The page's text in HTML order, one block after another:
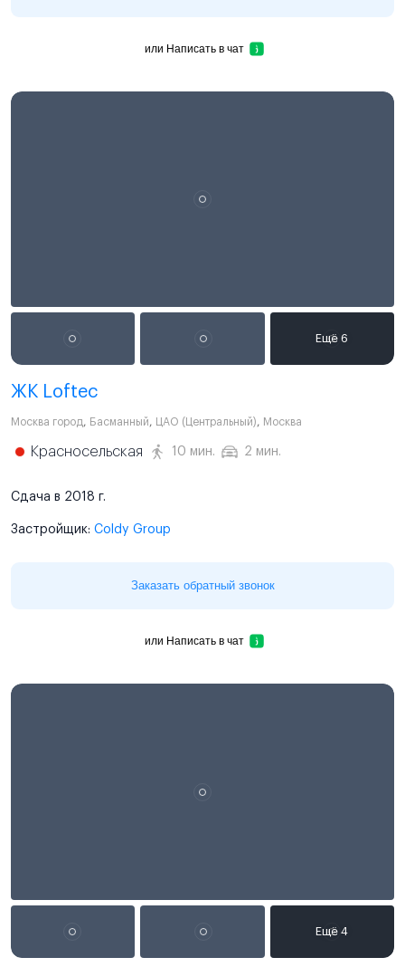
или Написать в чат
ЖК Loftec
Москва город, Басманный, ЦАО (Центральный), Москва
Красносельская 10 мин. 2 мин.
Сдача в 2018 г.
Застройщик: Coldy Group
Заказать обратный звонок
или Написать в чат